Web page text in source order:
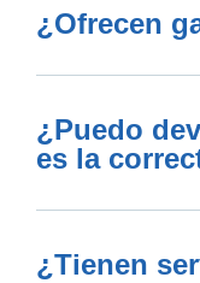
¿Ofrecen
¿Puedo
es la
¿Tienen